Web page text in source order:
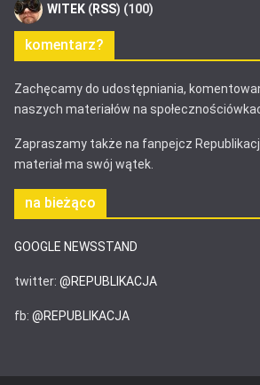
WITEK (RSS) (100)
komentarz?
Zachęcamy do udostępniania,
naszych materiałów na
Zapraszamy także na fanpejcz
materiał ma swój wątek.
na bieżąco
GOOGLE NEWSSTAND
twitter: @REPUBLIKACJA
fb: @REPUBLIKACJA